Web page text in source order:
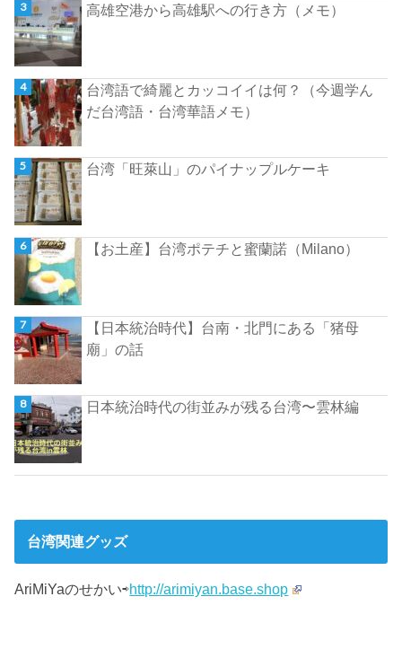
高雄空港から高雄駅への行き方（メモ）
台湾語で綺麗とカッコイイは何？（今週学ん
だ台湾語・台湾華語メモ）
台湾「旺萊山」のパイナップルケーキ
【お土産】台湾ポテチと蜜蘭諾（Milano）
【日本統治時代】台南・北門にある「猪母
廟」の話
日本統治時代の街並みが残る台湾〜雲林編
台湾関連グッズ
AriMiYaのせかい⇨http://arimiyan.base.shop